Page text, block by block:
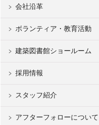
会社沿革
ボランティア・教育活動
建築図書館ショールーム
採用情報
スタッフ紹介
アフターフォローについて